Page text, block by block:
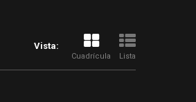
Vista:
Cuadrícula Lista